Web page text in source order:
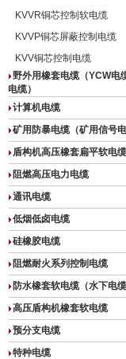
KVVR铜芯控制软电缆
KVVP铜芯屏蔽控制电缆
KVV铜芯控制电缆
野外用橡套电缆（YCW电
电缆）
计算机电缆
矿用防暴电缆（矿用信号电
盾构机高压橡套扁平软电
阻燃高压电力电缆
通讯电缆
低烟低卤电缆
硅橡胶电缆
阻燃耐火系列控制电缆
防水橡套软电缆（水下电缆
高压盾构机橡套软电缆
预分支电缆
特种电缆